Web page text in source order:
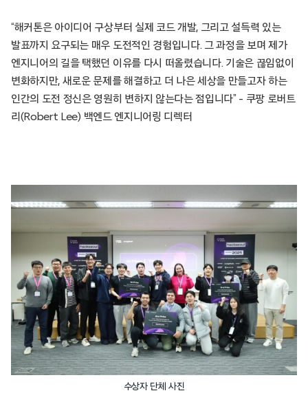
“해커톤은 아이디어 구상부터 실제 코드 개발, 그리고 설득력 있는
발표까지 요구되는 매우 도전적인 경험입니다. 그 과정을 보며 제가
엔지니어의 길을 택했던 이유를 다시 떠올렸습니다. 기술은 끊임없이
변화하지만, 새로운 문제를 해결하고 더 나은 세상을 만들고자 하는
인간의 도전 정신은 영원히 변하지 않는다는 점입니다” – 쿠팡 로버트
리(Robert Lee) 백엔드 엔지니어링 디렉터
수상자 단체 사진